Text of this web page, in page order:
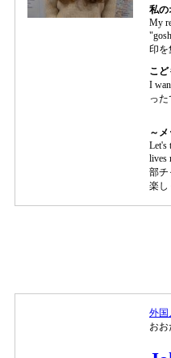
私の
My
印を
こ
I
った
～
Let's
lives
部チ
楽し
外国
お